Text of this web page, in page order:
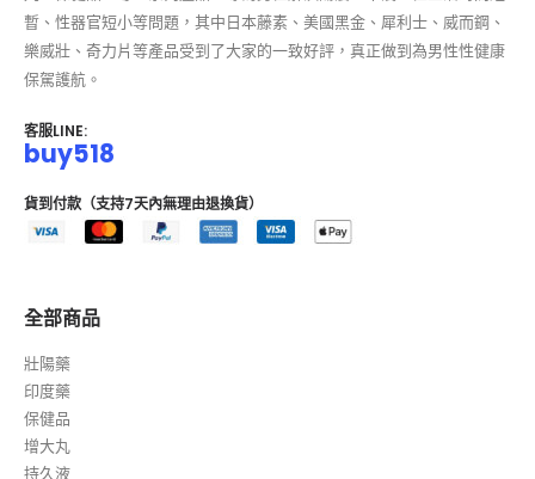
暫、性器官短小等問題，其中日本藤素、美國黑金、犀利士、威而鋼、
樂威壯、奇力片等產品受到了大家的一致好評，真正做到為男性性健康
保駕護航。
客服LINE:
buy518
貨到付款（支持7天內無理由退換貨）
全部商品
壯陽藥
印度藥
保健品
增大丸
持久液